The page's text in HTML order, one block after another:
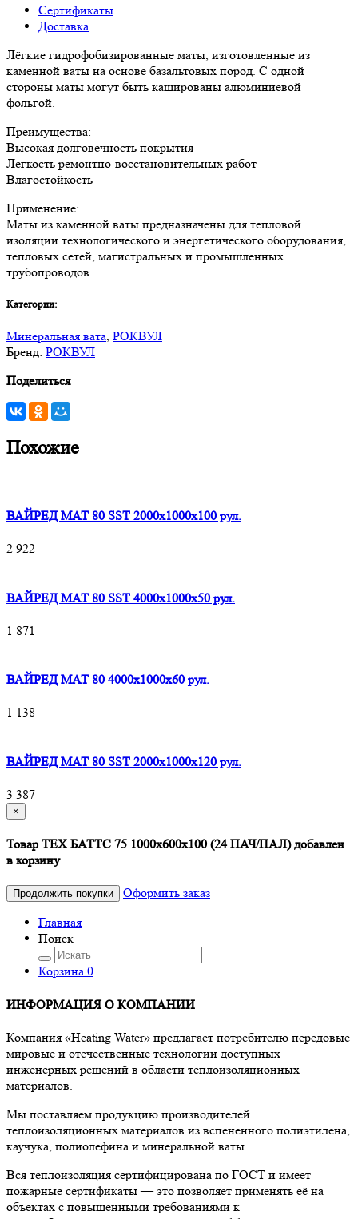
Сертификаты
Доставка
Лёгкие гидрофобизированные маты, изготовленные из
каменной ваты на основе базальтовых пород. С одной
стороны маты могут быть кашированы алюминиевой
фольгой.
Преимущества:
Высокая долговечность покрытия
Легкость ремонтно-восстановительных работ
Влагостойкость
Применение:
Маты из каменной ваты предназначены для тепловой
изоляции технологического и энергетического оборудования,
тепловых сетей, магистральных и промышленных
трубопроводов.
Категории:
Минеральная вата, РОКВУЛ
Бренд: РОКВУЛ
Поделиться
Похожие
ВАЙРЕД МАТ 80 SST 2000x1000x100 рул.
2 922
ВАЙРЕД МАТ 80 SST 4000x1000x50 рул.
1 871
ВАЙРЕД МАТ 80 4000x1000x60 рул.
1 138
ВАЙРЕД МАТ 80 SST 2000x1000x120 рул.
3 387
×
Товар ТЕХ БАТТС 75 1000x600x100 (24 ПАЧ/ПАЛ) добавлен
в корзину
Продолжить покупки
Оформить заказ
Главная
Поиск
Корзина 0
ИНФОРМАЦИЯ О КОМПАНИИ
Компания «Heating Water» предлагает потребителю передовые
мировые и отечественные технологии доступных
инженерных решений в области теплоизоляционных
материалов.
Мы поставляем продукцию производителей
теплоизоляционных материалов из вспененного полиэтилена,
каучука, полиолефина и минеральной ваты.
Вся теплоизоляция сертифицирована по ГОСТ и имеет
пожарные сертификаты — это позволяет применять её на
объектах с повышенными требованиями к